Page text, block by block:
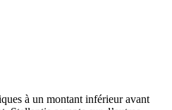
à un montant inférieur avant